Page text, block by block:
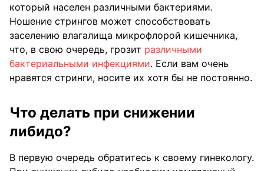
который населен различными бактериями.
Ношение стрингов может способствовать
заселению влагалища микрофлорой кишечника,
что, в свою очередь, грозит различными
бактериальными инфекциями. Если вам очень
нравятся стринги, носите их хотя бы не постоянно.
Что делать при снижении
либидо?
В первую очередь обратитесь к своему гинекологу.